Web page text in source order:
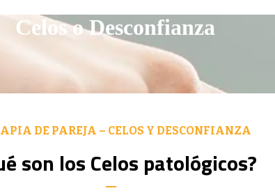
Celos o Desconfianza
DE PAREJA – CELOS Y DESCONFIANZA
son los Celos patológicos?